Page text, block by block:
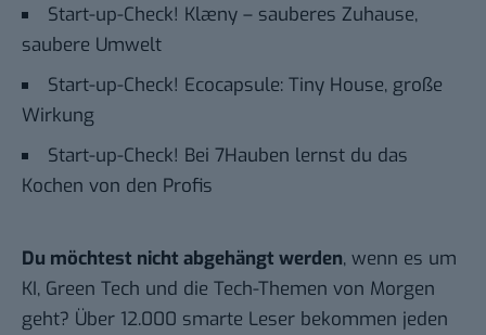
Start-up-Check! Klæny – sauberes Zuhause,
saubere Umwelt
Start-up-Check! Ecocapsule: Tiny House, große
Wirkung
Start-up-Check! Bei 7Hauben lernst du das
Kochen von den Profis
Du möchtest nicht abgehängt werden, wenn es um
KI, Green Tech und die Tech-Themen von Morgen
geht? Über 12.000 smarte Leser bekommen jeden